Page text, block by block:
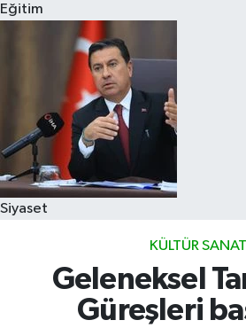
Eğitim
Siyaset
KÜLTÜR SANAT
Geleneksel
Güreşleri